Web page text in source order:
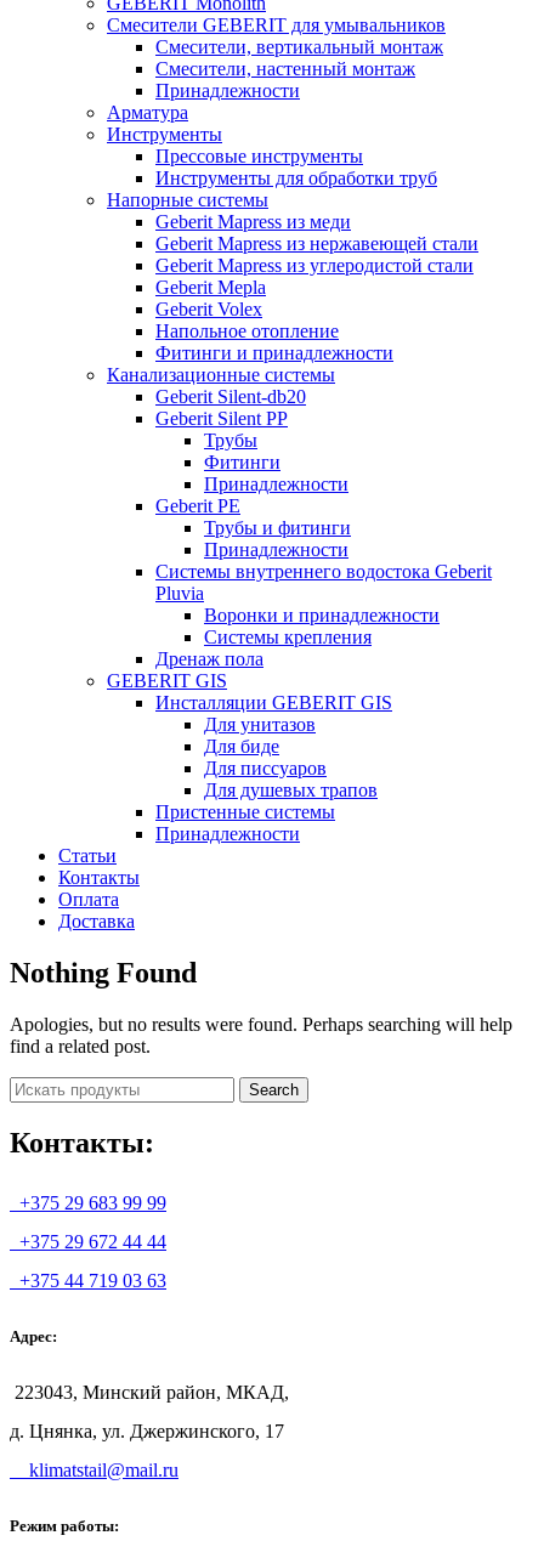
Смесители GEBERIT для умывальников
Смесители, вертикальный монтаж
Смесители, настенный монтаж
Принадлежности
Арматура
Инструменты
Прессовые инструменты
Инструменты для обработки труб
Напорные системы
Geberit Mapress из меди
Geberit Mapress из нержавеющей стали
Geberit Mapress из углеродистой стали
Geberit Mepla
Geberit Volex
Напольное отопление
Фитинги и принадлежности
Канализационные системы
Geberit Silent-db20
Geberit Silent PP
Трубы
Фитинги
Принадлежности
Geberit PE
Трубы и фитинги
Принадлежности
Системы внутреннего водостока Geberit
Pluvia
Воронки и принадлежности
Системы крепления
Дренаж пола
GEBERIT GIS
Инсталляции GEBERIT GIS
Для унитазов
Для биде
Для писсуаров
Для душевых трапов
Пристенные системы
Принадлежности
Статьи
Контакты
Оплата
Доставка
Nothing Found
Apologies, but no results were found. Perhaps searching will help
find a related post.
Search
Контакты:
+375 29 683 99 99
+375 29 672 44 44
+375 44 719 03 63
Адрес:
223043, Минский район, МКАД,
д. Цнянка, ул. Джержинского, 17
klimatstail@mail.ru
Режим работы: